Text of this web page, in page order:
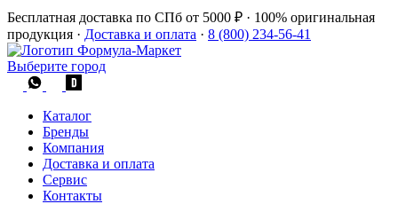
Бесплатная доставка по СПб от 5000 ₽ · 100% оригинальная
продукция · Доставка и оплата · 8 (800) 234-56-41
Выберите город
Каталог
Бренды
Компания
Доставка и оплата
Сервис
Контакты